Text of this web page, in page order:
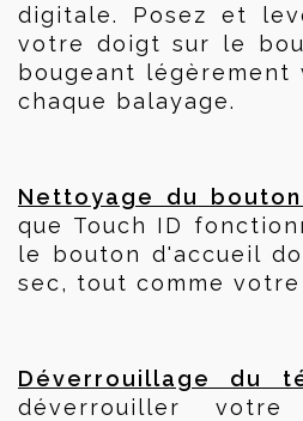
digitale. Posez et
votre doigt sur le
bougeant
chaque balayage.
Nettoyage du
que Touch ID
le bouton d'accueil
sec, tout comme
Déverrouillage du
déverrouiller votre